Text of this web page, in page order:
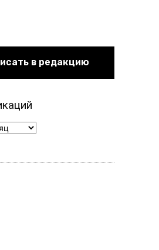
в редакцию